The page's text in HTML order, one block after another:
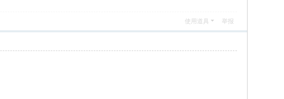
使用道具 举报